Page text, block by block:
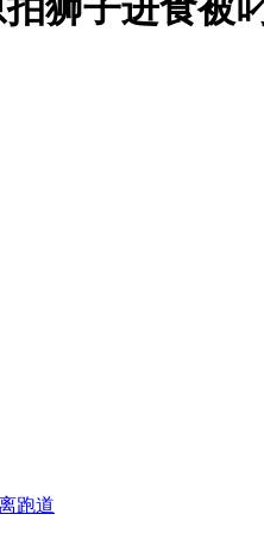
狮子进食被
跑道